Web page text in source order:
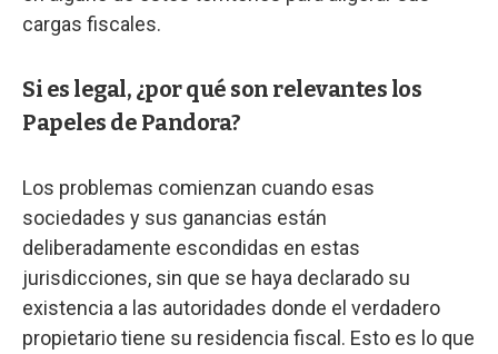
cargas fiscales.
Si es legal, ¿por qué son relevantes los
Papeles de Pandora?
Los problemas comienzan cuando esas
sociedades y sus ganancias están
deliberadamente escondidas en estas
jurisdicciones, sin que se haya declarado su
existencia a las autoridades donde el verdadero
propietario tiene su residencia fiscal. Esto es lo que